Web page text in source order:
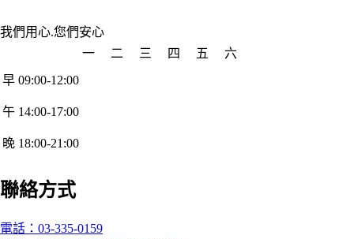
我們用心.您們安心
一
二 三 四 五
六
早 09:00-12:00
午 14:00-17:00
晚 18:00-21:00
聯絡方式
電話：03-335-0159